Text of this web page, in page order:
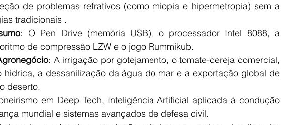
de problemas refrativos (como miopia e hipermetropia) sem a
tradicionais .
: O Pen Drive (memória USB), o processador Intel 8088, a
de compressão LZW e o jogo Rummikub.
: A irrigação por gotejamento, o tomate-cereja comercial,
hídrica, a dessanilização da água do mar e a exportação global de
deserto.
em Deep Tech, Inteligência Artificial aplicada à condução
mundial e sistemas avançados de defesa civil.